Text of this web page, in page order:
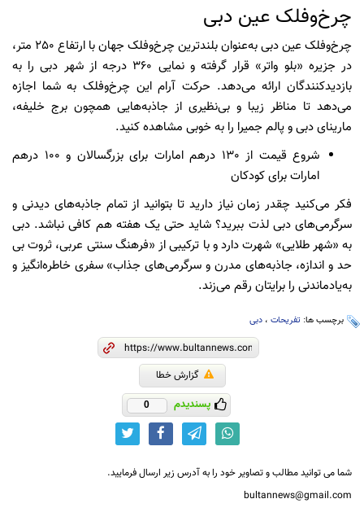
چرخ‌وفلک عین دبی
چرخ‌وفلک عین دبی به‌عنوان بلندترین چرخ‌وفلک جهان با ارتفاع 250 متر،
در جزیره «بلو واتر» قرار گرفته و نمایی 360 درجه از شهر دبی را به
بازدیدکنندگان ارائه می‌دهد. حرکت آرام این چرخ‌وفلک به شما اجازه
می‌دهد تا مناظر زیبا و بی‌نظیری از جاذبه‌هایی همچون برج خلیفه،
مارینای دبی و پالم جمیرا را به خوبی مشاهده کنید.
شروع قیمت از 130 درهم امارات برای بزرگسالان و 100 درهم
امارات برای کودکان
فکر می‌کنید چقدر زمان نیاز دارید تا بتوانید از تمام جاذبه‌های دیدنی و
سرگرمی‌های دبی لذت ببرید؟ شاید حتی یک هفته هم کافی نباشد. دبی
به «شهر طلایی» شهرت دارد و با ترکیبی از «فرهنگ سنتی عربی، ثروت بی
‌حد و اندازه، جاذبه‌های مدرن و سرگرمی‌های جذاب» سفری خاطره‌انگیز و
به‌یادماندنی را برایتان رقم می‌زند.
برچسب ها: تفریحات ، دبی
گزارش خطا
پسندیدم 0
شما می توانید مطالب و تصاویر خود را به آدرس زیر ارسال فرمایید.
bultannews@gmail.com